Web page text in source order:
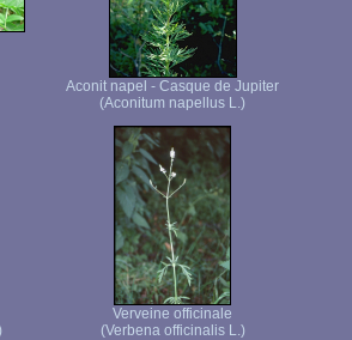
Aconit napel - Casque de Jupiter
(Aconitum napellus L.)
Verveine officinale
(Verbena officinalis L.)